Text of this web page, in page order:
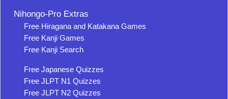
Nihongo-Pro Extras
Free Hiragana and Katakana Games
Free Kanji Games
Free Kanji Search
Free Japanese Quizzes
Free JLPT N1 Quizzes
Free JLPT N2 Quizzes